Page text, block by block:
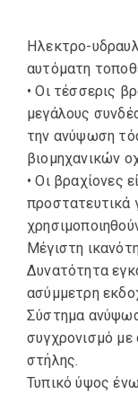
Ηλεκτρο-
αυτόματη
• Οι τέσσερις
μεγάλους
την ανύψωση
βιομηχανικών
• Οι βραχίονες
προστατευτικά
Μέγιστη
Δυνατότητα
ασύμμετρη
Σύστημα
συγχρονισμό
στήλης.
Τυπικό ύψος